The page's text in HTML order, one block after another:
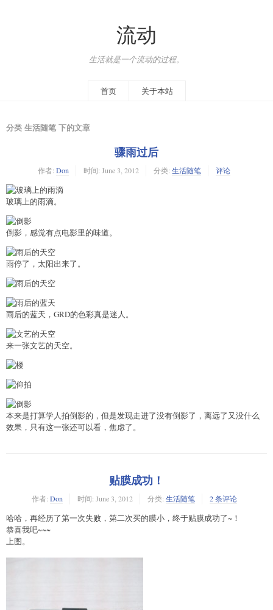
流动
生活就是一个流动的过程。
首页 关于本站
分类 生活随笔 下的文章
骤雨过后
作者: Don 时间: June 3, 2012 分类: 生活随笔 评论
玻璃上的雨滴。
倒影，感觉有点电影里的味道。
雨停了，太阳出来了。
雨后的蓝天，GRD的色彩真是迷人。
来一张文艺的天空。
本来是打算学人拍倒影的，但是发现走进了没有倒影了，离远了又没什么
效果，只有这一张还可以看，焦虑了。
贴膜成功！
作者: Don 时间: June 3, 2012 分类: 生活随笔 2 条评论
哈哈，再经历了第一次失败，第二次买的膜小，终于贴膜成功了~！
恭喜我吧~~~
上图。